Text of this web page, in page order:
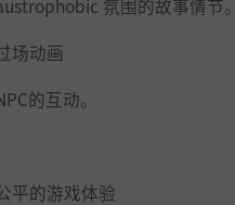
氛围的故事情节
场动画
的互动。
平的游戏体验